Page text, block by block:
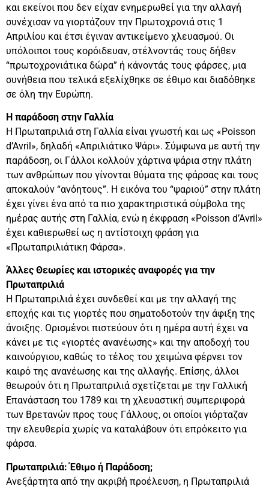
και εκείνοι που δεν είχαν ενημερωθεί για την αλλαγή
συνέχισαν να γιορτάζουν την Πρωτοχρονιά στις 1
Απριλίου και έτσι έγιναν αντικείμενο χλευασμού. Οι
υπόλοιποι τους κορόιδευαν, στέλνοντάς τους δήθεν
“πρωτοχρονιάτικα δώρα” ή κάνοντάς τους φάρσες, μια
συνήθεια που τελικά εξελίχθηκε σε έθιμο και διαδόθηκε
σε όλη την Ευρώπη.
Η παράδοση στην Γαλλία
Η Πρωταπριλιά στη Γαλλία είναι γνωστή και ως «Poisson
d’Avril», δηλαδή «Απριλιάτικο Ψάρι». Σύμφωνα με αυτή την
παράδοση, οι Γάλλοι κολλούν χάρτινα ψάρια στην πλάτη
των ανθρώπων που γίνονται θύματα της φάρσας και τους
αποκαλούν “ανόητους”. Η εικόνα του “ψαριού” στην πλάτη
έχει γίνει ένα από τα πιο χαρακτηριστικά σύμβολα της
ημέρας αυτής στη Γαλλία, ενώ η έκφραση «Poisson d’Avril»
έχει καθιερωθεί ως η αντίστοιχη φράση για
«Πρωταπριλιάτικη Φάρσα».
Άλλες Θεωρίες και ιστορικές αναφορές για την
Πρωταπριλιά
Η Πρωταπριλιά έχει συνδεθεί και με την αλλαγή της
εποχής και τις γιορτές που σηματοδοτούν την άφιξη της
άνοιξης. Ορισμένοι πιστεύουν ότι η ημέρα αυτή έχει να
κάνει με τις «γιορτές ανανέωσης» και την αποδοχή του
καινούργιου, καθώς το τέλος του χειμώνα φέρνει τον
καιρό της ανανέωσης και της αλλαγής. Επίσης, άλλοι
θεωρούν ότι η Πρωταπριλιά σχετίζεται με την Γαλλική
Επανάσταση του 1789 και τη χλευαστική συμπεριφορά
των Βρετανών προς τους Γάλλους, οι οποίοι γιόρταζαν
την ελευθερία χωρίς να καταλάβουν ότι επρόκειτο για
φάρσα.
Πρωταπριλιά: Έθιμο ή Παράδοση;
Ανεξάρτητα από την ακριβή προέλευση, η Πρωταπριλιά